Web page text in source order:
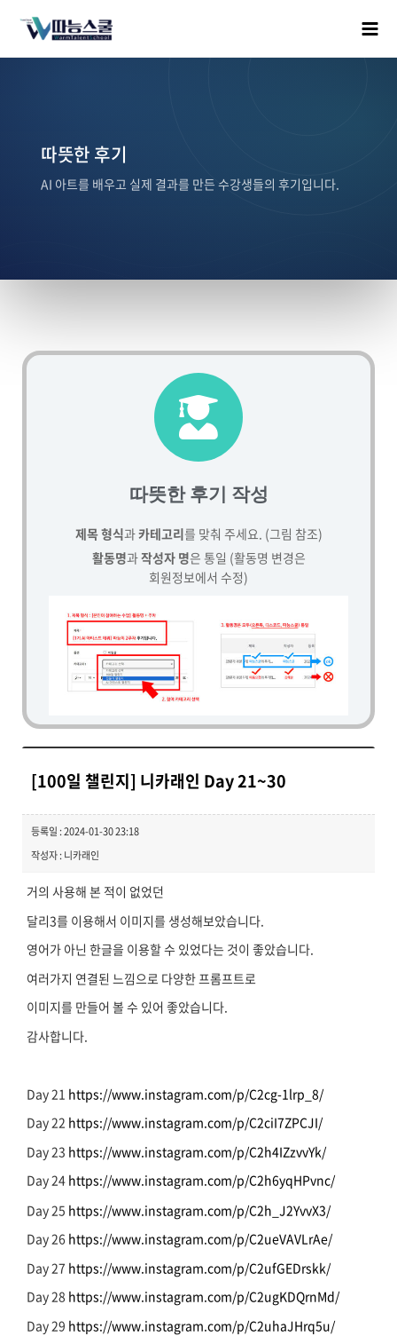
따뜻한 후기
AI 아트를 배우고 실제 결과를 만든 수강생들의 후기입니다.
따뜻한 후기 작성
제목 형식과카테고리를 맞춰 주세요. (그림 참조)
활동명과작성자 명은 통일 (활동명 변경은
회원정보에서 수정)
[100일 챌린지] 니카래인 Day 21~30
등록일 : 2024-01-30 23:18
작성자 : 니카래인
거의 사용해 본 적이 없었던
달리3를 이용해서 이미지를 생성해보았습니다.
영어가 아닌 한글을 이용할 수 있었다는 것이 좋았습니다.
여러가지 연결된 느낌으로 다양한 프롬프트로
이미지를 만들어 볼 수 있어 좋았습니다.
감사합니다.
Day 21 https://www.instagram.com/p/C2cg-1lrp_8/
Day 22 https://www.instagram.com/p/C2ciI7ZPCJI/
Day 23 https://www.instagram.com/p/C2h4IZzvvYk/
Day 24 https://www.instagram.com/p/C2h6yqHPvnc/
Day 25 https://www.instagram.com/p/C2h_J2YvvX3/
Day 26 https://www.instagram.com/p/C2ueVAVLrAe/
Day 27 https://www.instagram.com/p/C2ufGEDrskk/
Day 28 https://www.instagram.com/p/C2ugKDQrnMd/
Day 29 https://www.instagram.com/p/C2uhaJHrq5u/